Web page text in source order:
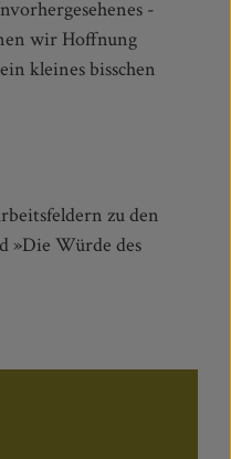
zu den
»Die Würde des